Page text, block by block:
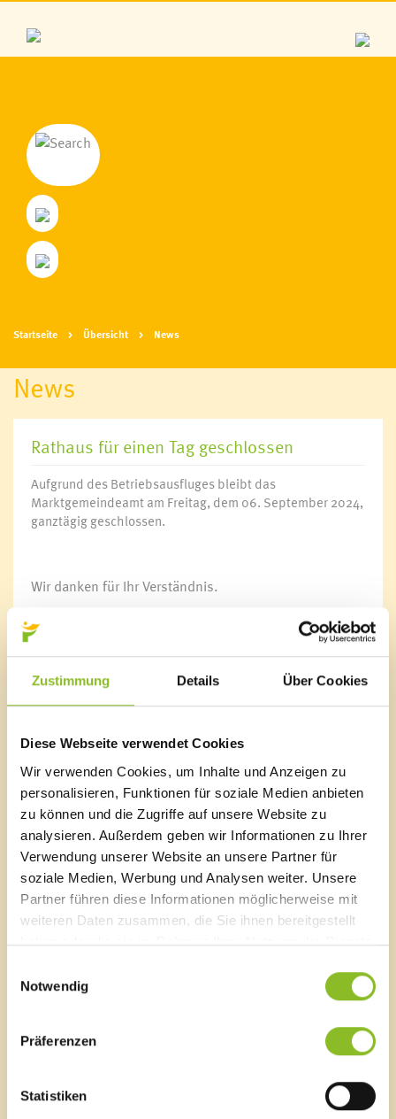
Zustimmung Details Über Cookies
Diese Webseite verwendet Cookies
Wir verwenden Cookies, um Inhalte und Anzeigen zu
personalisieren, Funktionen für soziale Medien anbieten
zu können und die Zugriffe auf unsere Website zu
analysieren. Außerdem geben wir Informationen zu Ihrer
Verwendung unserer Website an unsere Partner für
soziale Medien, Werbung und Analysen weiter. Unsere
Partner führen diese Informationen möglicherweise mit
weiteren Daten zusammen, die Sie ihnen bereitgestellt
haben oder die sie im Rahmen Ihrer Nutzung der Dienste
Notwendig
Präferenzen
Statistiken
Startseite Übersicht News
News
Rathaus für einen Tag geschlossen
Aufgrund des Betriebsausfluges bleibt das
Marktgemeindeamt am Freitag, dem 06. September 2024,
ganztägig geschlossen.
Wir danken für Ihr Verständnis.
Die Postpartner-Stelle ist geöffnet.
Sägenplatz 1
A-6820 Frastanz, Österreich
Lageplan
T0043 5522 51534-0
F 0043 5522 51534-6
E-Mail an das Gemeindeamt
Schnellzugriff
Ortsplan
Veranstaltungskalender
Mediathek